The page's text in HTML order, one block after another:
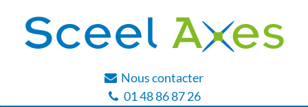
Nous contacter
01 48 86 87 26